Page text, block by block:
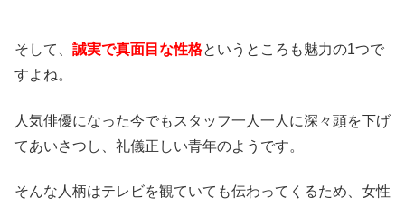
そして、 誠実で真面目な性格というところも魅力の1つで
すよね。
人気俳優になった今でもスタッフ一人一人に深々頭を下げ
てあいさつし、礼儀正しい青年のようです。
そんな人柄はテレビを観ていても伝わってくるため、女性